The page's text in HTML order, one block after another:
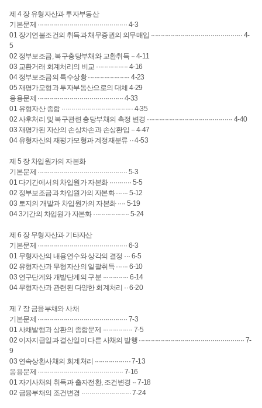
제 4 장 유형자산과 투자부동산
기본문제 ············································· 4-3
01 장기연불조건의 취득과 채무증권의 의무매입 ·············································· 4-
5
02 정부보조금, 복구충당부채와 교환취득 ·· 4-11
03 교환거래 회계처리의 비교 ················ 4-16
04 정부보조금의 특수상황 ····················· 4-23
05 재평가모형과 투자부동산으로의 대체 4-29
응용문제 ··········································· 4-33
01 유형자산 종합 ···································· 4-35
02 사후처리 및 복구관련 충당부채의 측정 변경 ··········································· 4-40
03 재평가된 자산의 손상차손과 손상환입 ·· 4-47
04 유형자산의 재평가모형과 계정재분류 ·· 4-53
제 5 장 차입원가의 자본화
기본문제 ············································· 5-3
01 다기간에서의 차입원가 자본화 ··········· 5-5
02 정부보조금과 차입원가의 자본화 ······ 5-12
03 토지의 개발과 차입원가의 자본화 ···· 5-19
04 3기간의 차입원가 자본화 ·················· 5-24
제 6 장 무형자산과 기타자산
기본문제 ············································· 6-3
01 무형자산의 내용연수와 상각의 결정 ··· 6-5
02 유형자산과 무형자산의 일괄취득 ······ 6-10
03 연구단계와 개발단계의 구분 ············· 6-14
04 무형자산과 관련된 다양한 회계처리 ·· 6-20
제 7 장 금융부채와 사채
기본문제 ············································· 7-3
01 사채발행과 상환의 종합문제 ··············· 7-5
02 이자지급일과 결산일이 다른 사채의 발행 ····················································· 7-
9
03 연속상환사채의 회계처리 ·················· 7-13
응용문제 ··········································· 7-16
01 자기사채의 취득과 출자전환, 조건변경 ·· 7-18
02 금융부채의 조건변경 ························· 7-24